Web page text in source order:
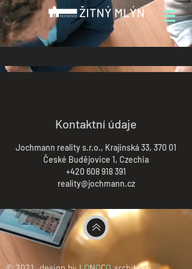
Kontaktní údaje
Jochmann reality s.r.o., Krajinská 33, 370 01
České Budějovice 1, Czechia
+420 608 918 391
reality@jochmann.cz